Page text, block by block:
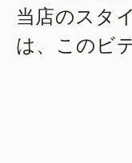
当店のスタ
は、このビ